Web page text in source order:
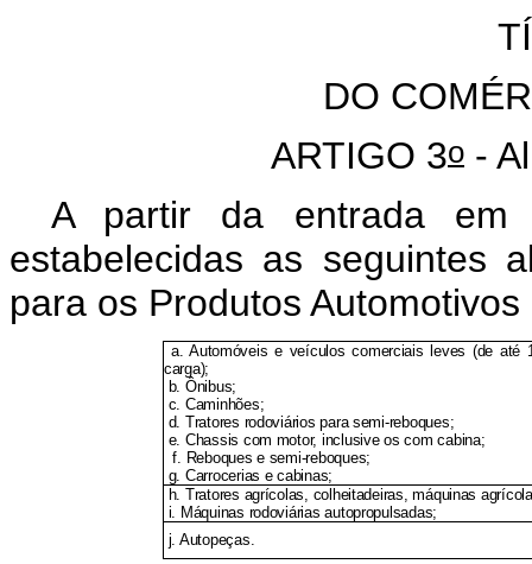
DO
ARTIGO 3o -
A partir da entrada em
estabelecidas as seguintes
para os Produtos
a. Automóveis e veículos comerciais leves (de até
carga);
b. Ônibus;
c. Caminhões;
d. Tratores rodoviários para semi-reboques;
e. Chassis com motor, inclusive os com cabina;
f. Reboques e semi-reboques;
g. Carrocerias e cabinas;
h. Tratores agrícolas, colheitadeiras, máquinas
i. Máquinas rodoviárias autopropulsadas;
j. Autopeças.